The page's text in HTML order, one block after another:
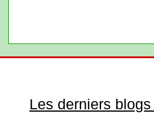
Les derniers